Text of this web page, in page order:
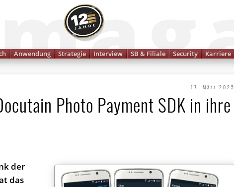
Anwendung Strategie Interview SB & Filiale Security Karriere
17. März 2025
Photo Payment SDK in ihre
der
das